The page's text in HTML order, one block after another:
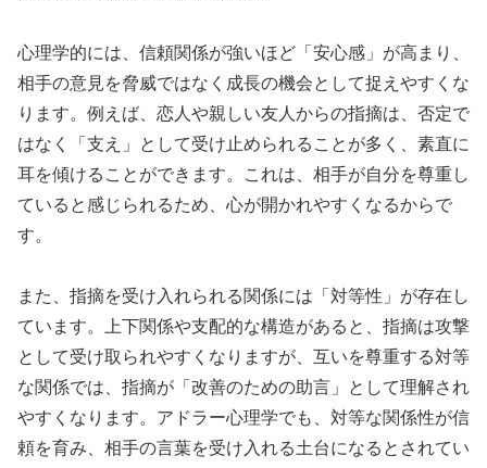
心理学的には、信頼関係が強いほど「安心感」が高まり、
相手の意見を脅威ではなく成長の機会として捉えやすくな
ります。例えば、恋人や親しい友人からの指摘は、否定で
はなく「支え」として受け止められることが多く、素直に
耳を傾けることができます。これは、相手が自分を尊重し
ていると感じられるため、心が開かれやすくなるからで
す。
また、指摘を受け入れられる関係には「対等性」が存在し
ています。上下関係や支配的な構造があると、指摘は攻撃
として受け取られやすくなりますが、互いを尊重する対等
な関係では、指摘が「改善のための助言」として理解され
やすくなります。アドラー心理学でも、対等な関係性が信
頼を育み、相手の言葉を受け入れる土台になるとされてい